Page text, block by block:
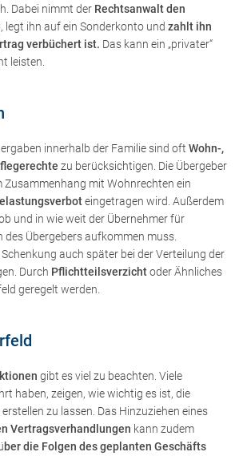
Dabei nimmt der Rechtsanwalt den
, legt ihn auf ein Sonderkonto und zahlt ihn
verbüchert ist. Das kann ein „privater“
leisten.
innerhalb der Familie sind oft Wohn-,
zu berücksichtigen. Die Übergeber
mit Wohnrechten ein
eingetragen wird. Außerdem
und in wie weit der Übernehmer für
des Übergebers aufkommen muss.
auch später bei der Verteilung der
Durch Pflichtteilsverzichtoder Ähnliches
geregelt werden.
gibt es viel zu beachten. Viele
haben, zeigen, wie wichtig es ist, die
zu lassen. Das Hinzuziehen eines
Vertragsverhandlungen kann zudem
ber die Folgen des geplanten Geschäfts